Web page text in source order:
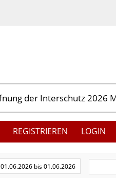
REGISTRIEREN LOGIN